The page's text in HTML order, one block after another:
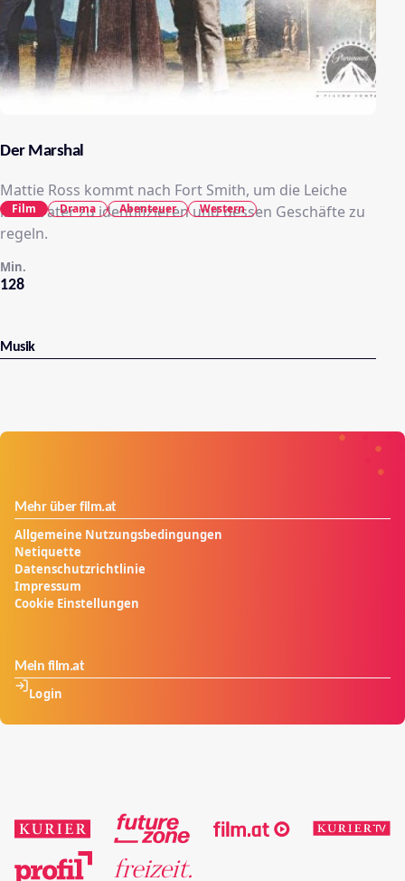
Der Marshal
Mattie Ross kommt nach Fort Smith, um die Leiche
ihres Vater zu identifizieren und dessen Geschäfte zu
regeln.
128
Min.
Film Drama Abenteuer Western
Musik
Mehr über film.at
Allgemeine Nutzungsbedingungen
Netiquette
Datenschutzrichtlinie
Impressum
Cookie Einstellungen
Mein film.at
Login